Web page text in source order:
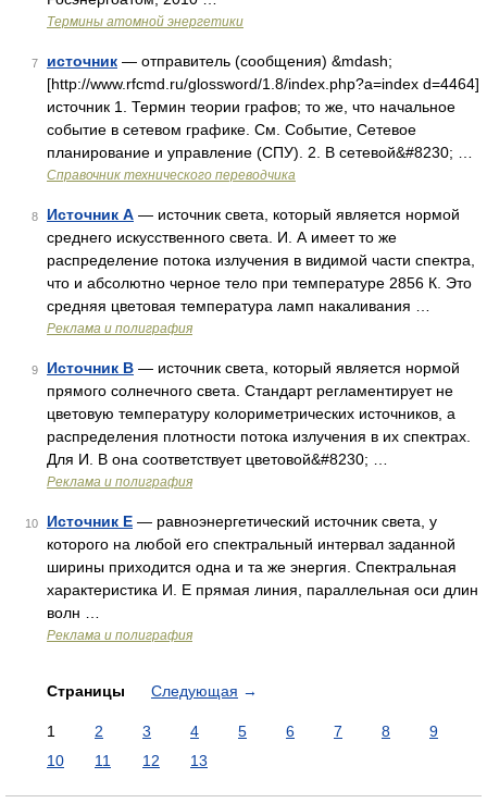
Термины атомной энергетики
7 источник — отправитель (сообщения) &mdash;
[http://www.rfcmd.ru/glossword/1.8/index.php?a=index d=4464]
источник 1. Термин теории графов; то же, что начальное
событие в сетевом графике. См. Событие, Сетевое
планирование и управление (СПУ). 2. В сетевой&#8230; …
Справочник технического переводчика
8 Источник А — источник света, который является нормой
среднего искусственного света. И. А имеет то же
распределение потока излучения в видимой части спектра,
что и абсолютно черное тело при температуре 2856 К. Это
средняя цветовая температура ламп накаливания …
Реклама и полиграфия
9 Источник В — источник света, который является нормой
прямого солнечного света. Стандарт регламентирует не
цветовую температуру колориметрических источников, а
распределения плотности потока излучения в их спектрах.
Для И. В она соответствует цветовой&#8230; …
Реклама и полиграфия
10 Источник Е — равноэнергетический источник света, у
которого на любой его спектральный интервал заданной
ширины приходится одна и та же энергия. Спектральная
характеристика И. Е прямая линия, параллельная оси длин
волн …
Реклама и полиграфия
Страницы Следующая →
1 2 3 4 5 6 7 8
9
10
11 12 13